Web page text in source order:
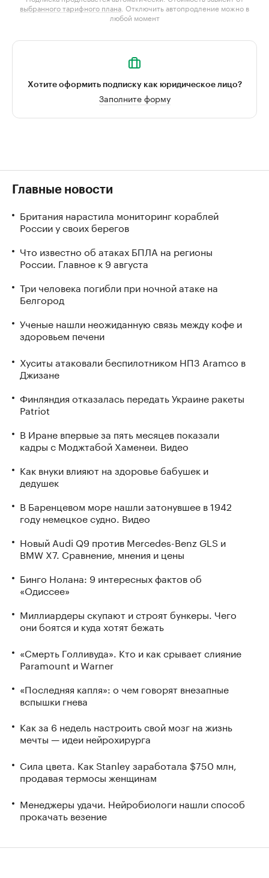
выбранного тарифного плана . Отключить автопродление можно в
любой момент
Хотите оформить подписку как юридическое лицо?
Заполните форму
Главные новости
Британия нарастила мониторинг кораблей
России у своих берегов
Что известно об атаках БПЛА на регионы
России. Главное к 9 августа
Три человека погибли при ночной атаке на
Белгород
Ученые нашли неожиданную связь между кофе и
здоровьем печени
Хуситы атаковали беспилотником НПЗ Aramco в
Джизане
Финляндия отказалась передать Украине ракеты
Patriot
В Иране впервые за пять месяцев показали
кадры с Моджтабой Хаменеи. Видео
Как внуки влияют на здоровье бабушек и
дедушек
В Баренцевом море нашли затонувшее в 1942
году немецкое судно. Видео
Новый Audi Q9 против Mercedes-Benz GLS и
BMW X7. Сравнение, мнения и цены
Бинго Нолана: 9 интересных фактов об
«Одиссее»
Миллиардеры скупают и строят бункеры. Чего
они боятся и куда хотят бежать
«Смерть Голливуда». Кто и как срывает слияние
Paramount и Warner
«Последняя капля»: о чем говорят внезапные
вспышки гнева
Как за 6 недель настроить свой мозг на жизнь
мечты — идеи нейрохирурга
Сила цвета. Как Stanley заработала $750 млн,
продавая термосы женщинам
Менеджеры удачи. Нейробиологи нашли способ
прокачать везение